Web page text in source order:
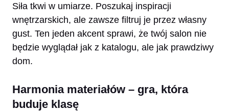
Siła tkwi w umiarze. Poszukaj inspiracji
wnętrzarskich, ale zawsze filtruj je przez własny
gust. Ten jeden akcent sprawi, że twój salon nie
będzie wyglądał jak z katalogu, ale jak prawdziwy
dom.
Harmonia materiałów – gra, która
buduje klasę